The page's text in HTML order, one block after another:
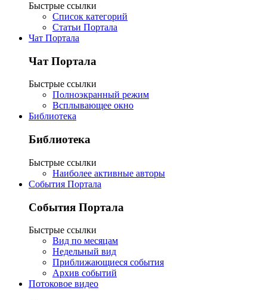
Быстрые ссылки
Список категорий
Статьи Портала
Чат Портала
Чат Портала
Быстрые ссылки
Полноэкранный режим
Всплывающее окно
Библиотека
Библиотека
Быстрые ссылки
Наиболее активные авторы
События Портала
События Портала
Быстрые ссылки
Вид по месяцам
Недельный вид
Приближающиеся события
Архив событий
Потоковое видео